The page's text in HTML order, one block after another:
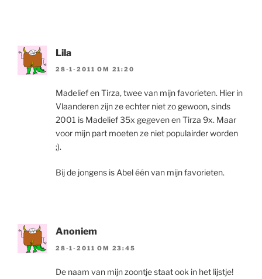
Lila
28-1-2011 OM 21:20
Madelief en Tirza, twee van mijn favorieten. Hier in
Vlaanderen zijn ze echter niet zo gewoon, sinds
2001 is Madelief 35x gegeven en Tirza 9x. Maar
voor mijn part moeten ze niet populairder worden
;).
Bij de jongens is Abel één van mijn favorieten.
Anoniem
28-1-2011 OM 23:45
De naam van mijn zoontje staat ook in het lijstje!